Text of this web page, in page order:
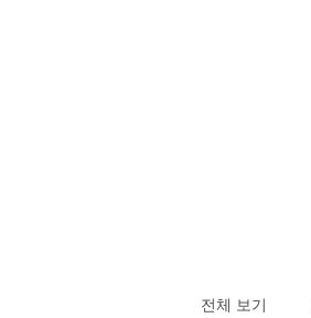
전체 보기